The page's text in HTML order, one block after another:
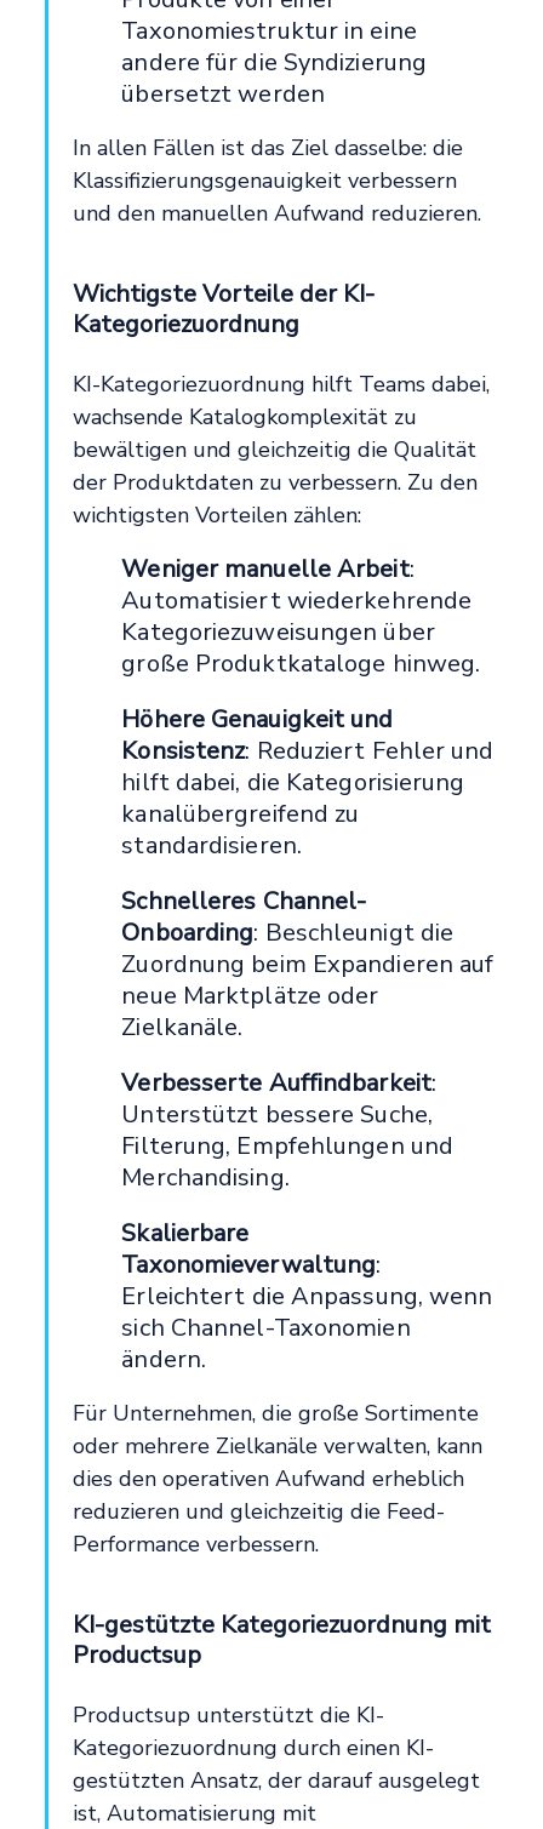
Taxonomiestruktur in eine
andere für die Syndizierung
übersetzt werden
In allen Fällen ist das Ziel dasselbe: die
Klassifizierungsgenauigkeit verbessern
und den manuellen Aufwand reduzieren.
Wichtigste Vorteile der KI-
Kategoriezuordnung
KI-Kategoriezuordnung hilft Teams dabei,
wachsende Katalogkomplexität zu
bewältigen und gleichzeitig die Qualität
der Produktdaten zu verbessern. Zu den
wichtigsten Vorteilen zählen:
Weniger manuelle Arbeit:
Automatisiert wiederkehrende
Kategoriezuweisungen über
große Produktkataloge hinweg.
Höhere Genauigkeit und
Konsistenz: Reduziert Fehler und
hilft dabei, die Kategorisierung
kanalübergreifend zu
standardisieren.
Schnelleres Channel-
Onboarding: Beschleunigt die
Zuordnung beim Expandieren auf
neue Marktplätze oder
Zielkanäle.
Verbesserte Auffindbarkeit:
Unterstützt bessere Suche,
Filterung, Empfehlungen und
Merchandising.
Skalierbare
Taxonomieverwaltung:
Erleichtert die Anpassung, wenn
sich Channel-Taxonomien
ändern.
Für Unternehmen, die große Sortimente
oder mehrere Zielkanäle verwalten, kann
dies den operativen Aufwand erheblich
reduzieren und gleichzeitig die Feed-
Performance verbessern.
KI-gestützte Kategoriezuordnung mit
Productsup
Productsup unterstützt die KI-
Kategoriezuordnung durch einen KI-
gestützten Ansatz, der darauf ausgelegt
ist, Automatisierung mit